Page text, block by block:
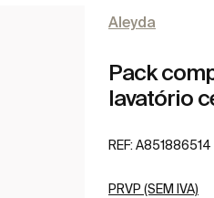
Aleyda
Pack
lavatório
REF: A851886514
PRVP (SEM IVA)